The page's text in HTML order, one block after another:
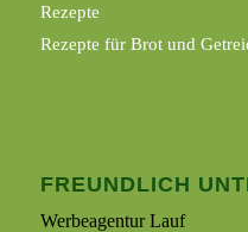
Rezepte
Rezepte für Brot und
FREUNDLICH
Werbeagentur Lauf